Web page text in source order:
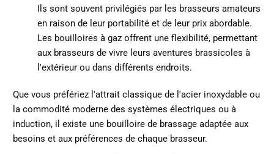
Ils sont souvent privilégiés par les brasseurs amateurs
en raison de leur portabilité et de leur prix abordable.
Les bouilloires à gaz offrent une flexibilité, permettant
aux brasseurs de vivre leurs aventures brassicoles à
l'extérieur ou dans différents endroits.
Que vous préfériez l'attrait classique de l'acier inoxydable ou
la commodité moderne des systèmes électriques ou à
induction, il existe une bouilloire de brassage adaptée aux
besoins et aux préférences de chaque brasseur.